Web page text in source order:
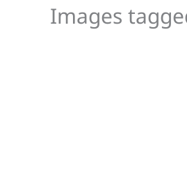
Images